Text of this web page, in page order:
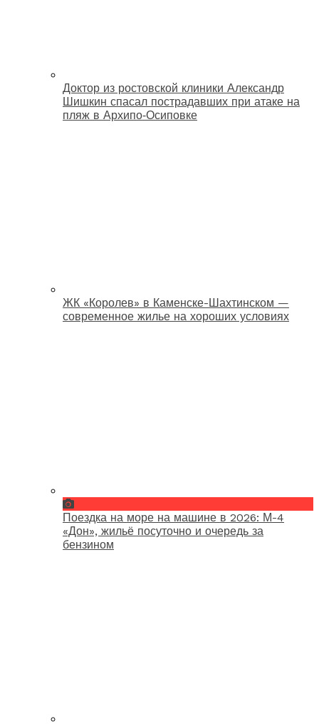
Доктор из ростовской клиники Александр
Шишкин спасал пострадавших при атаке на
пляж в Архипо‑Осиповке
ЖК «Королев» в Каменске-Шахтинском —
современное жилье на хороших условиях
Поездка на море на машине в 2026: М-4
«Дон», жильё посуточно и очередь за
бензином